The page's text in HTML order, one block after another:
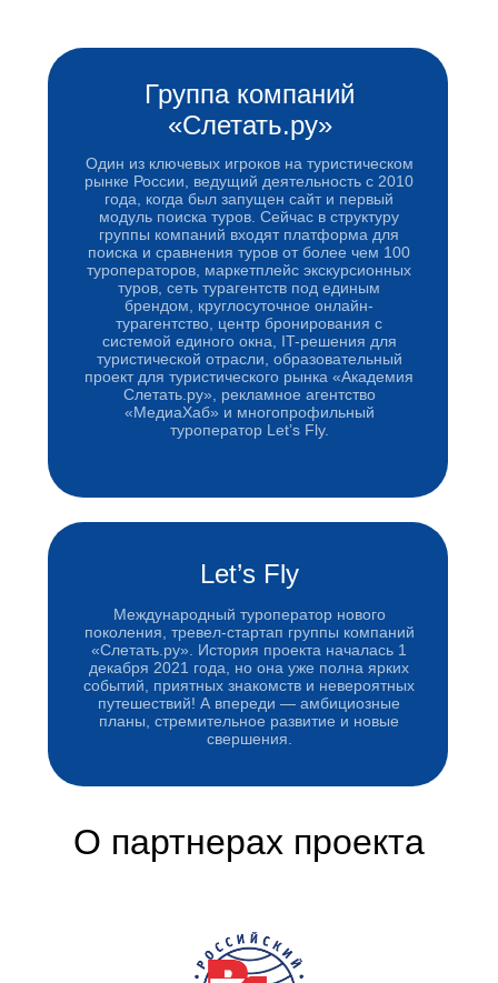
Группа компаний
«Слетать.ру»
Один из ключевых игроков на туристическом
рынке России, ведущий деятельность с 2010
года, когда был запущен сайт и первый
модуль поиска туров. Сейчас в структуру
группы компаний входят платформа для
поиска и сравнения туров от более чем 100
туроператоров, маркетплейс экскурсионных
туров, сеть турагентств под единым
брендом, круглосуточное онлайн-
турагентство, центр бронирования с
системой единого окна, IT-решения для
туристической отрасли, образовательный
проект для туристического рынка «Академия
Слетать.ру», рекламное агентство
«МедиаХаб» и многопрофильный
туроператор Let’s Fly.
Let’s Fly
Международный туроператор нового
поколения, тревел-стартап группы компаний
«Слетать.ру». История проекта началась 1
декабря 2021 года, но она уже полна ярких
событий, приятных знакомств и невероятных
путешествий! А впереди — амбициозные
планы, стремительное развитие и новые
свершения.
О партнерах проекта